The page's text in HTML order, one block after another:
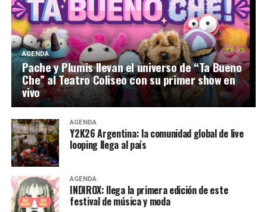
AGENDA
Pache y Plumis llevan el universo de “Ta Bueno
Che” al Teatro Coliseo con su primer show en
vivo
AGENDA
Y2K26 Argentina: la comunidad global de live
looping llega al país
AGENDA
INDIROX: llega la primera edición de este
festival de música y moda